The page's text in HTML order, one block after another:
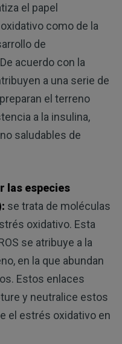
el papel
como de la
de
acuerdo con la
a una serie de
el terreno
a la insulina,
saludables de
las especies
se trata de moléculas
oxidativo. Esta
se atribuye a la
en la que abundan
Estos enlaces
y neutralice estos
el estrés oxidativo en